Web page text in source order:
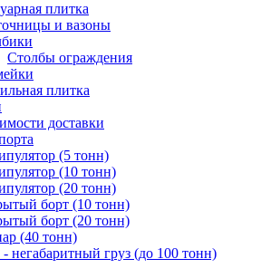
плитка
и вазоны
Столбы ограждения
плитка
доставки
(5 тонн)
(10 тонн)
(20 тонн)
борт (10 тонн)
борт (20 тонн)
(40 тонн)
- негабаритный груз (до 100 тонн)